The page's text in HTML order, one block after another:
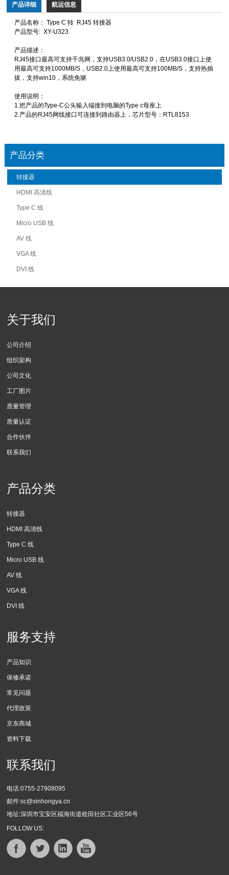
产品详细 航运信息
产品名称： Type C 转 RJ45 转接器
产品型号: XY-U323
产品描述：
RJ45接口最高可支持千兆网，支持USB3.0/USB2.0，在USB3.0接口上使
用最高可支持1000MB/S，USB2.0上使用最高可支持100MB/S，支持热插
拔，支持win10，系统免驱
使用说明：
1.把产品的Type-C公头输入端接到电脑的Type c母座上
2.产品的RJ45网线接口可连接到路由器上，芯片型号：RTL8153
产品分类
转接器
HDMI 高清线
Type C 线
Micro USB 线
AV 线
VGA 线
DVI 线
关于我们
公司介绍
组织架构
公司文化
工厂图片
质量管理
质量认证
合作伙伴
联系我们
产品分类
转接器
HDMI 高清线
Type C 线
Micro USB 线
AV 线
VGA 线
DVI 线
服务支持
产品知识
保修承诺
常见问题
代理政策
京东商城
资料下载
联系我们
电话:0755-27908095
邮件:sc@xinhongya.cn
地址:深圳市宝安区福海街道稔田社区工业区56号
FOLLOW US: